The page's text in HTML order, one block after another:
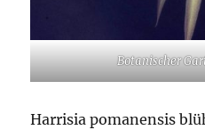
Botanischer
Harrisia pomanensis